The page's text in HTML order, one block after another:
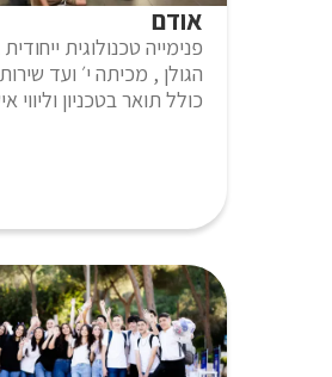
אודם
פנימייה טכנולוגית
הגולן , מכיתה י׳ ועד
כולל תואר בטכניון וליווי